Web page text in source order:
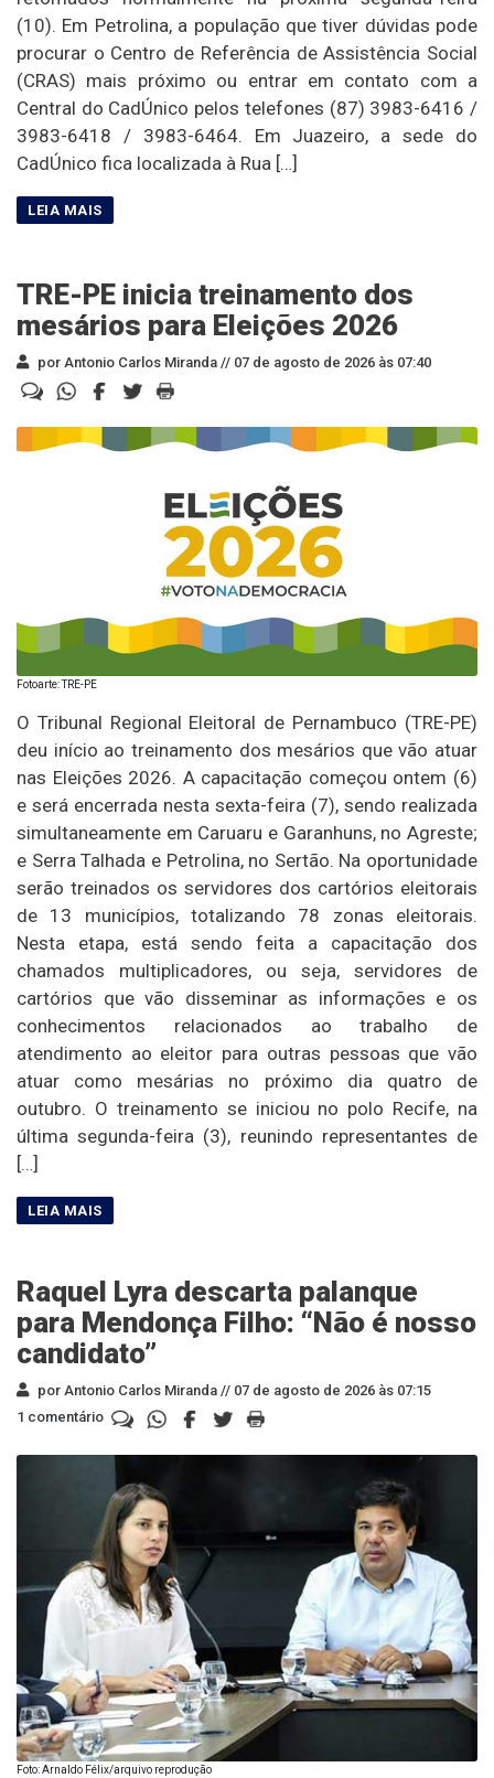
(10). Em Petrolina, a população que tiver dúvidas pode
procurar o Centro de Referência de Assistência Social
(CRAS) mais próximo ou entrar em contato com a
Central do CadÚnico pelos telefones (87) 3983-6416 /
3983-6418 / 3983-6464. Em Juazeiro, a sede do
CadÚnico fica localizada à Rua […]
TRE-PE inicia treinamento dos
mesários para Eleições 2026
por Antonio Carlos Miranda // 07 de agosto de 2026 às 07:40
Fotoarte: TRE-PE
O Tribunal Regional Eleitoral de Pernambuco (TRE-PE)
deu início ao treinamento dos mesários que vão atuar
nas Eleições 2026. A capacitação começou ontem (6)
e será encerrada nesta sexta-feira (7), sendo realizada
simultaneamente em Caruaru e Garanhuns, no Agreste;
e Serra Talhada e Petrolina, no Sertão. Na oportunidade
serão treinados os servidores dos cartórios eleitorais
de 13 municípios, totalizando 78 zonas eleitorais.
Nesta etapa, está sendo feita a capacitação dos
chamados multiplicadores, ou seja, servidores de
cartórios que vão disseminar as informações e os
conhecimentos relacionados ao trabalho de
atendimento ao eleitor para outras pessoas que vão
atuar como mesárias no próximo dia quatro de
outubro. O treinamento se iniciou no polo Recife, na
última segunda-feira (3), reunindo representantes de
[…]
Raquel Lyra descarta palanque
para Mendonça Filho: “Não é nosso
candidato”
por Antonio Carlos Miranda // 07 de agosto de 2026 às 07:15
1 comentário
Foto: Arnaldo Félix/arquivo reprodução